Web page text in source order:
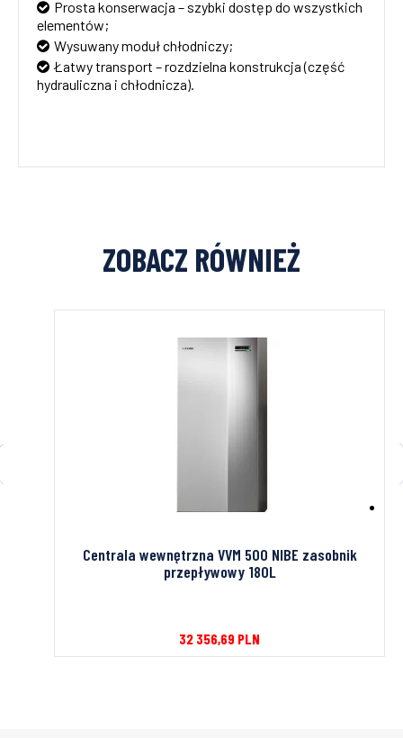
Prosta konserwacja – szybki dostęp do wszystkich
elementów;
Wysuwany moduł chłodniczy;
Łatwy transport – rozdzielna konstrukcja (część
hydrauliczna i chłodnicza).
ZOBACZ RÓWNIEŻ
Centrala wewnętrzna VVM 500 NIBE zasobnik
przepływowy 180L
32 356,69 PLN